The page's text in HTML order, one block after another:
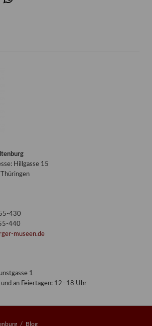
Hillgasse 15
430
440
museen.de
1
und an Feiertagen: 12–18 Uhr
Blog